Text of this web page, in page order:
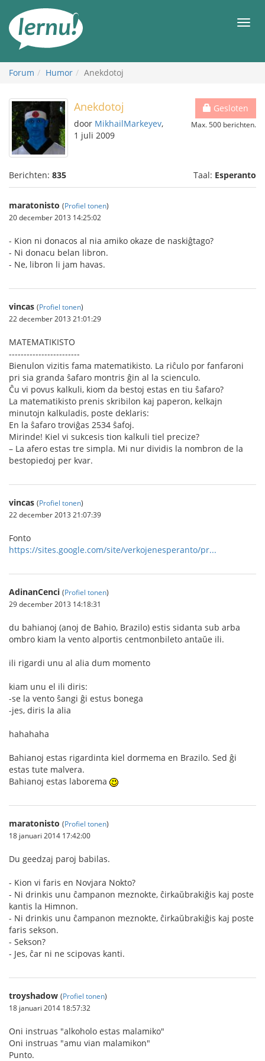
inhoud
Forum Humor Anekdotoj
Gesloten
Max. 500 berichten.
Anekdotoj
door MikhailMarkeyev,
1 juli 2009
Berichten: 835 Taal: Esperanto
maratonisto (Profiel tonen)
20 december 2013 14:25:02
- Kion ni donacos al nia amiko okaze de naskiĝtago?
- Ni donacu belan libron.
- Ne, libron li jam havas.
vincas (Profiel tonen)
22 december 2013 21:01:29
MATEMATIKISTO
------------------------
Bienulon vizitis fama matematikisto. La riĉulo por fanfaroni
pri sia granda ŝafaro montris ĝin al la scienculo.
Ĉu vi povus kalkuli, kiom da bestoj estas en tiu ŝafaro?
La matematikisto prenis skribilon kaj paperon, kelkajn
minutojn kalkuladis, poste deklaris:
En la ŝafaro troviĝas 2534 ŝafoj.
Mirinde! Kiel vi sukcesis tion kalkuli tiel precize?
– La afero estas tre simpla. Mi nur dividis la nombron de la
bestopiedoj per kvar.
vincas (Profiel tonen)
22 december 2013 21:07:39
Fonto
https://sites.google.com/site/verkojenesperanto/pr...
AdinanCenci (Profiel tonen)
29 december 2013 14:18:31
du bahianoj (anoj de Bahio, Brazilo) estis sidanta sub arba
ombro kiam la vento alportis centmonbileto antaŭe ili.
ili rigardi unu al alia dum momento
kiam unu el ili diris:
-se la vento ŝangi ĝi estus bonega
-jes, diris la alia
hahahaha
Bahianoj estas rigardinta kiel dormema en Brazilo. Sed ĝi
estas tute malvera.
Bahianoj estas laborema
maratonisto (Profiel tonen)
18 januari 2014 17:42:00
Du geedzaj paroj babilas.
- Kion vi faris en Novjara Nokto?
- Ni drinkis unu ĉampanon meznokte, ĉirkaŭbrakiĝis kaj poste
kantis la Himnon.
- Ni drinkis unu ĉampanon meznokte, ĉirkaŭbrakiĝis kaj poste
faris sekson.
- Sekson?
- Jes, ĉar ni ne scipovas kanti.
troyshadow (Profiel tonen)
18 januari 2014 18:57:32
Oni instruas "alkoholo estas malamiko"
Oni instruas "amu vian malamikon"
Punto.